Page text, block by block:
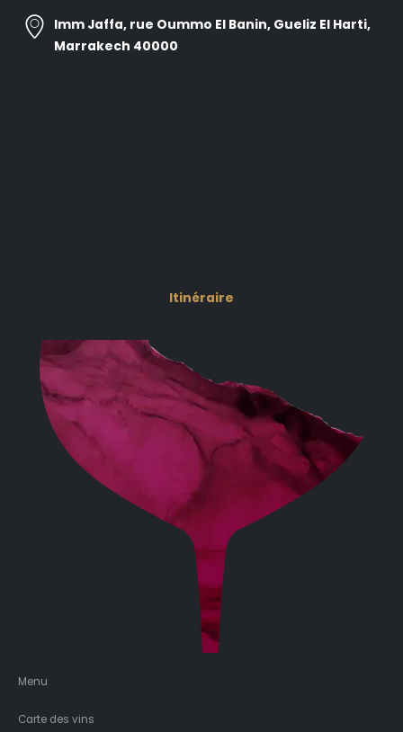
Imm Jaffa, rue Oummo El Banin, Gueliz El Harti,
Marrakech 40000
Itinéraire
Menu
Carte des vins